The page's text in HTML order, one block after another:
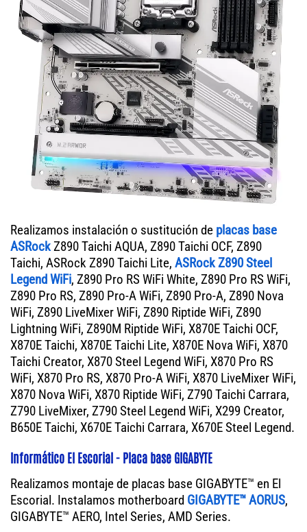
Realizamos instalación o sustitución de placas base
ASRockZ890 Taichi AQUA, Z890 Taichi OCF, Z890
Taichi, ASRock Z890 Taichi Lite, ASRock Z890 Steel
Legend WiFi, Z890 Pro RS WiFi White, Z890 Pro RS WiFi,
Z890 Pro RS, Z890 Pro-A WiFi, Z890 Pro-A, Z890 Nova
WiFi, Z890 LiveMixer WiFi, Z890 Riptide WiFi, Z890
Lightning WiFi, Z890M Riptide WiFi, X870E Taichi OCF,
X870E Taichi, X870E Taichi Lite, X870E Nova WiFi, X870
Taichi Creator, X870 Steel Legend WiFi, X870 Pro RS
WiFi, X870 Pro RS, X870 Pro-A WiFi, X870 LiveMixer WiFi,
X870 Nova WiFi, X870 Riptide WiFi, Z790 Taichi Carrara,
Z790 LiveMixer, Z790 Steel Legend WiFi, X299 Creator,
B650E Taichi, X670E Taichi Carrara, X670E Steel Legend.
Informático El Escorial - Placa base GIGABYTE
Realizamos montaje de placas base GIGABYTE™ en El
Escorial. Instalamos motherboard GIGABYTE™ AORUS,
GIGABYTE™ AERO, Intel Series, AMD Series.